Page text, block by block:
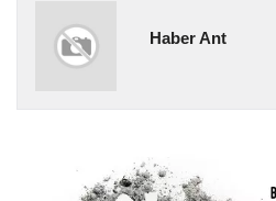
Haber Ant